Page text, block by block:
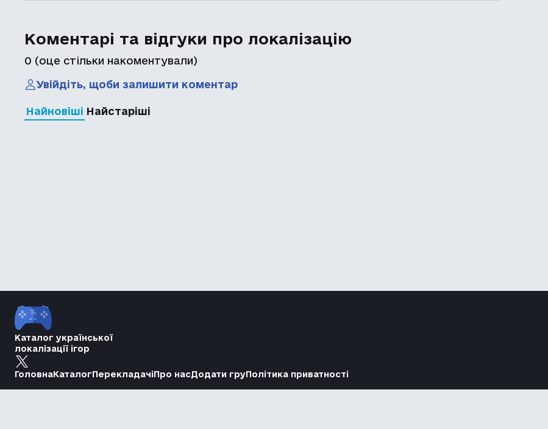
Коментарі та відгуки про локалізацію
0 (оце стільки накоментували)
Увійдіть, щоби залишити коментар
Найновіші Найстаріші
Каталог української
локалізації ігор
ГоловнаКаталогПерекладачіПро насДодати груПолітика приватності